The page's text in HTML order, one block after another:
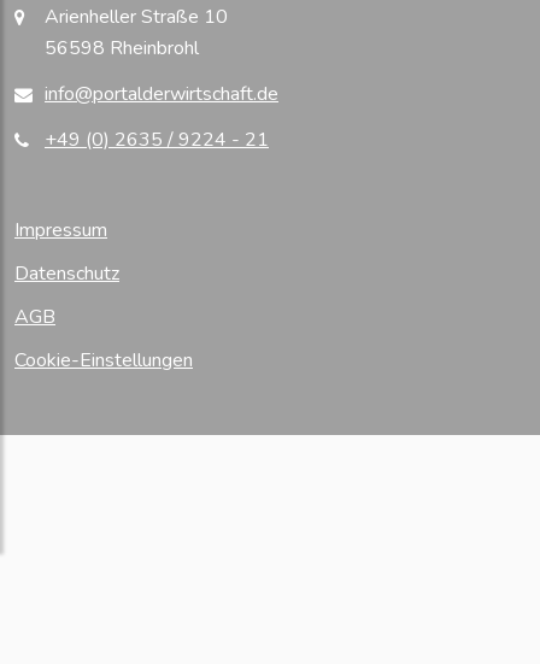
Arienheller Straße 10
56598 Rheinbrohl
info@portalderwirtschaft.de
+49 (0) 2635 / 9224 - 21
Impressum
Datenschutz
AGB
Cookie-Einstellungen